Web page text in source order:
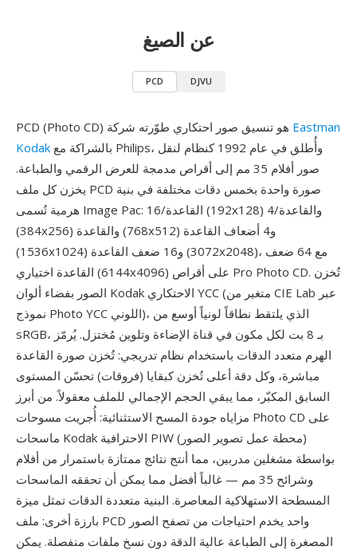
عن الصيغ
PCD DJVU
Eastman
Kodak
صور أفلام 35 مم إلى أقراص مدمجة للعرض الرقمي والطباعة.
يخزن كل ملف PCD صورة واحدة بخمس دقات مختلفة في بنية
هرمية تُسمى Image Pac: القاعدة/16 (192x128) والقاعدة/4
(384x256) والقاعدة (768x512) و4 أضعاف القاعدة
(1536x1024) و16 ضعف القاعدة (3072x2048)، مع 64 ضعف
القاعدة اختياري (6144x4096) على أقراص Pro Photo CD. تُخزن
الصور بفضاء ألوان Kodak الاحتكاري YCC (متغير من CIE Lab عبر
نموذج Photo YCC اللوني)، الذي يلتقط نطاقاً لونياً أوسع من
sRGB، بـ 8 بت لكل مكون في قناة الإضاءة وتلوين مُختزل. يُرمّز
الهرم متعدد الدقات باستخدام نظام تدريجي: تُخزن صورة القاعدة
مباشرة، وكل دقة أعلى تُخزن كبقايا (فروقات) تحسّن المستوى
السابق المكبّر، مما يبقي الحجم الإجمالي للملف معقولاً. من أبرز
مزاياه جودة المسح الاستثنائية: أُجريت مسوحات Photo CD على
ماسحات Kodak الاحترافية PIW (محطة عمل تصوير الصور)
بواسطة مشغلين مدربين، مما أنتج نتائج ممتازة باستمرار من أفلام
وشرائح 35 مم — غالباً أفضل مما يمكن أن تحققه الماسحات
المسطحة الاستهلاكية المعاصرة. البنية متعددة الدقات تمثل ميزة
بارزة أخرى: ملف PCD واحد يخدم احتياجات من تصفح الصور
المصغرة إلى الطباعة عالية الدقة دون نسخ ملفات منفصلة. يمكن